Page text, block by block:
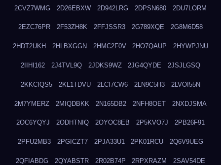
2CVZ7WMG 2D26EBXW 2D942LRG 2DPSN680 2DU7LORM
2EZC76PR 2F53ZH8K 2FFJSSR3 2G789XQE 2G8M6D58
2HDT2UKH 2HLBXGGN 2HMC2F0V 2HO7QAUP 2HYWPJNU
2IIHI162 2J4TVL9Q 2JDKS9WZ 2JG4QYDE 2JSJLGSQ
2KKCIQS5 2KL1TDVU 2LCI7CW6 2LN9C5H3 2LVOI55N
2M7YMERZ 2MIQDBKK 2N165DB2 2NFH8OET 2NXDJSMA
2OC6YQYJ 2ODHTNIQ 2OYOC8EB 2P5KVO7J 2PB26F91
2PFU2MB3 2PGICZT7 2PJA33U1 2PK01RCU 2Q6V9UEG
2QFIABDG 2QYABSTR 2R02B74P 2RPXRAZM 2SAV54DE